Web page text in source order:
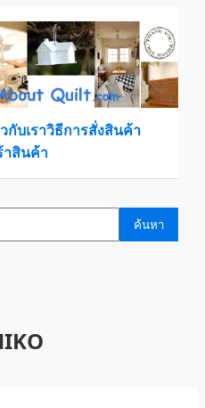
กับเราวิธีการสั่งสินค้า
าสินค้า
ค้นหา